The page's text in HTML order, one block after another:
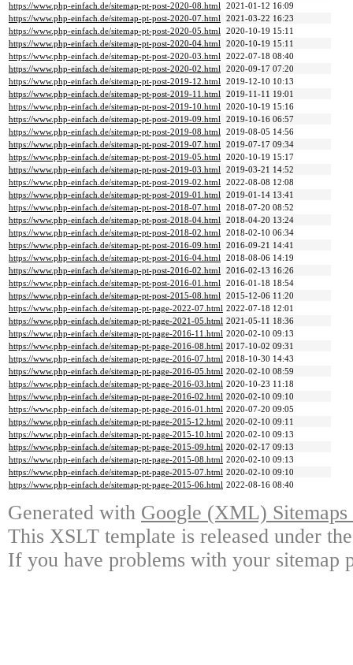
https://www.php-einfach.de/sitemap-pt-post-2020-08.html 2021-01-12 16:09
https://www.php-einfach.de/sitemap-pt-post-2020-07.html 2021-03-22 16:23
https://www.php-einfach.de/sitemap-pt-post-2020-05.html 2020-10-19 15:11
https://www.php-einfach.de/sitemap-pt-post-2020-04.html 2020-10-19 15:11
https://www.php-einfach.de/sitemap-pt-post-2020-03.html 2022-07-18 08:40
https://www.php-einfach.de/sitemap-pt-post-2020-02.html 2020-09-17 07:20
https://www.php-einfach.de/sitemap-pt-post-2019-12.html 2019-12-10 10:13
https://www.php-einfach.de/sitemap-pt-post-2019-11.html 2019-11-11 19:01
https://www.php-einfach.de/sitemap-pt-post-2019-10.html 2020-10-19 15:16
https://www.php-einfach.de/sitemap-pt-post-2019-09.html 2019-10-16 06:57
https://www.php-einfach.de/sitemap-pt-post-2019-08.html 2019-08-05 14:56
https://www.php-einfach.de/sitemap-pt-post-2019-07.html 2019-07-17 09:34
https://www.php-einfach.de/sitemap-pt-post-2019-05.html 2020-10-19 15:17
https://www.php-einfach.de/sitemap-pt-post-2019-03.html 2019-03-21 14:52
https://www.php-einfach.de/sitemap-pt-post-2019-02.html 2022-08-08 12:08
https://www.php-einfach.de/sitemap-pt-post-2019-01.html 2019-01-14 13:41
https://www.php-einfach.de/sitemap-pt-post-2018-07.html 2018-07-20 08:52
https://www.php-einfach.de/sitemap-pt-post-2018-04.html 2018-04-20 13:24
https://www.php-einfach.de/sitemap-pt-post-2018-02.html 2018-02-10 06:34
https://www.php-einfach.de/sitemap-pt-post-2016-09.html 2016-09-21 14:41
https://www.php-einfach.de/sitemap-pt-post-2016-04.html 2018-08-06 14:19
https://www.php-einfach.de/sitemap-pt-post-2016-02.html 2016-02-13 16:26
https://www.php-einfach.de/sitemap-pt-post-2016-01.html 2016-01-18 18:54
https://www.php-einfach.de/sitemap-pt-post-2015-08.html 2015-12-06 11:20
https://www.php-einfach.de/sitemap-pt-page-2022-07.html 2022-07-18 12:01
https://www.php-einfach.de/sitemap-pt-page-2021-05.html 2021-05-11 18:36
https://www.php-einfach.de/sitemap-pt-page-2016-11.html 2020-02-10 09:13
https://www.php-einfach.de/sitemap-pt-page-2016-08.html 2017-10-02 09:31
https://www.php-einfach.de/sitemap-pt-page-2016-07.html 2018-10-30 14:43
https://www.php-einfach.de/sitemap-pt-page-2016-05.html 2020-02-10 08:59
https://www.php-einfach.de/sitemap-pt-page-2016-03.html 2020-10-23 11:18
https://www.php-einfach.de/sitemap-pt-page-2016-02.html 2020-02-10 09:10
https://www.php-einfach.de/sitemap-pt-page-2016-01.html 2020-07-20 09:05
https://www.php-einfach.de/sitemap-pt-page-2015-12.html 2020-02-10 09:11
https://www.php-einfach.de/sitemap-pt-page-2015-10.html 2020-02-10 09:13
https://www.php-einfach.de/sitemap-pt-page-2015-09.html 2020-02-17 09:13
https://www.php-einfach.de/sitemap-pt-page-2015-08.html 2020-02-10 09:13
https://www.php-einfach.de/sitemap-pt-page-2015-07.html 2020-02-10 09:10
https://www.php-einfach.de/sitemap-pt-page-2015-06.html 2022-08-16 08:40
Generated with Google (XML)
This XSLT template is released under
If you have problems with your sitemap